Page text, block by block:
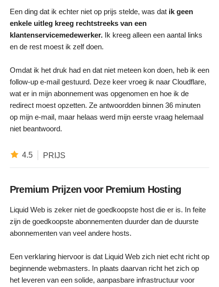
Een ding dat ik echter niet op prijs stelde, was dat ik geen
enkele uitleg kreeg rechtstreeks van een
klantenservicemedewerker. Ik kreeg alleen een aantal links
en de rest moest ik zelf doen.
Omdat ik het druk had en dat niet meteen kon doen, heb ik een
follow-up e-mail gestuurd. Deze keer vroeg ik naar Cloudflare,
wat er in mijn abonnement was opgenomen en hoe ik de
redirect moest opzetten. Ze antwoordden binnen 36 minuten
op mijn e-mail, maar helaas werd mijn eerste vraag helemaal
niet beantwoord.
4.5 PRIJS
Premium Prijzen voor Premium Hosting
Liquid Web is zeker niet de goedkoopste host die er is. In feite
zijn de goedkoopste abonnementen duurder dan de duurste
abonnementen van veel andere hosts.
Een verklaring hiervoor is dat Liquid Web zich niet echt richt op
beginnende webmasters. In plaats daarvan richt het zich op
het leveren van een solide, aanpasbare infrastructuur voor